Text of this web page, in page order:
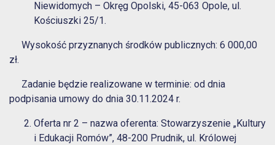
Niewidomych – Okręg Opolski, 45-063 Opole, ul.
Kościuszki 25/1.
Wysokość przyznanych środków publicznych: 6 000,00
zł.
Zadanie będzie realizowane w terminie: od dnia
podpisania umowy do dnia 30.11.2024 r.
Oferta nr 2 – nazwa oferenta: Stowarzyszenie „Kultury
i Edukacji Romów”, 48-200 Prudnik, ul. Królowej